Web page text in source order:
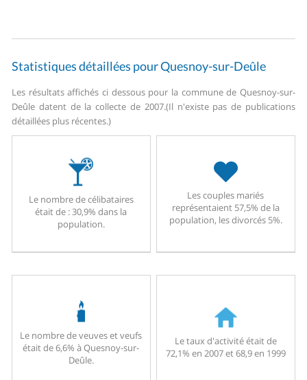
Statistiques détaillées pour Quesnoy-sur-Deûle
Les résultats affichés ci dessous pour la commune de Quesnoy-sur-
Deûle datent de la collecte de 2007.(Il n'existe pas de publications
détaillées plus récentes.)
Le nombre de célibataires
était de : 30,9% dans la
population.
Les couples mariés
représentaient 57,5% de la
population, les divorcés 5%.
Le nombre de veuves et veufs
était de 6,6% à Quesnoy-sur-
Deûle.
Le taux d'activité était de
72,1% en 2007 et 68,9 en 1999